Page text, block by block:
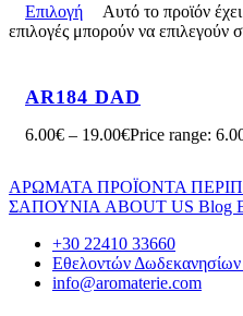
Επιλογή
Αυτό το προϊόν
επιλογές μπορούν να επιλεγούν
AR184 DAD
6.00€ – 19.00€Price range:
ΑΡΩΜΑΤΑ ΠΡΟΪΟΝΤΑ
ΣΑΠΟΥΝΙΑ ABOUT US Blog
+30 22410 33660
Εθελοντών
info@aromaterie.com